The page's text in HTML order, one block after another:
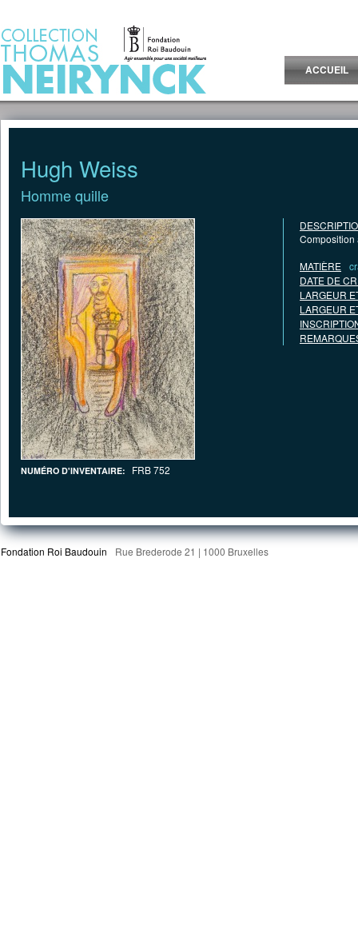
ACCUEIL
Hugh Weiss
Homme quille
NUMÉRO D'INVENTAIRE: FRB 752
Composition
MATIÈRE
DATE DE
LARGEUR
LARGEUR
Fondation Roi Baudouin Rue Brederode 21 | 1000 Bruxelles